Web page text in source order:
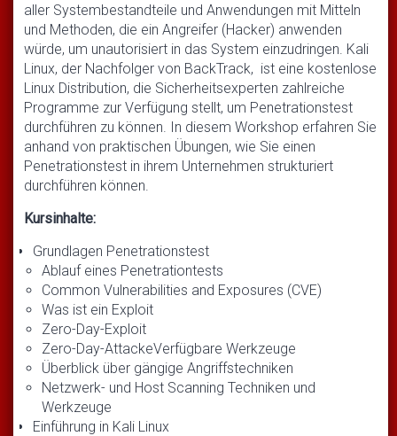
aller Systembestandteile und Anwendungen mit Mitteln
und Methoden, die ein Angreifer (Hacker) anwenden
würde, um unautorisiert in das System einzudringen. Kali
Linux, der Nachfolger von BackTrack, ist eine kostenlose
Linux Distribution, die Sicherheitsexperten zahlreiche
Programme zur Verfügung stellt, um Penetrationstest
durchführen zu können. In diesem Workshop erfahren Sie
anhand von praktischen Übungen, wie Sie einen
Penetrationstest in ihrem Unternehmen strukturiert
durchführen können.
Kursinhalte:
Grundlagen Penetrationstest
Ablauf eines Penetrationtests
Common Vulnerabilities and Exposures (CVE)
Was ist ein Exploit
Zero-Day-Exploit
Zero-Day-AttackeVerfügbare Werkzeuge
Überblick über gängige Angriffstechniken
Netzwerk- und Host Scanning Techniken und
Werkzeuge
Einführung in Kali Linux